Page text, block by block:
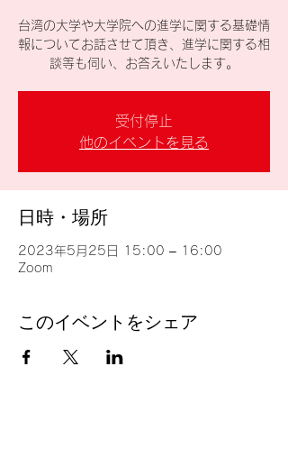
台湾の大学や大学院への進学に関する基礎情
報についてお話させて頂き、進学に関する相
談等も伺い、お答えいたします。
受付停止
他のイベントを見る
日時・場所
2023年5月25日 15:00 – 16:00
Zoom
このイベントをシェア